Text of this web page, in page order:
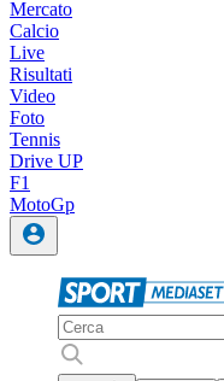
Mercato
Calcio
Live
Risultati
Video
Foto
Tennis
Drive UP
F1
MotoGp